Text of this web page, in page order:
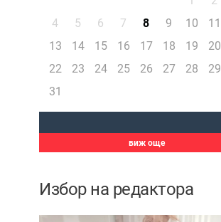
4
5 6 7 8 9 10 11
13
14 15 16 17 18 19 20
22
23 24 25 26 27 28 29
31
виж още
Избор на редактора